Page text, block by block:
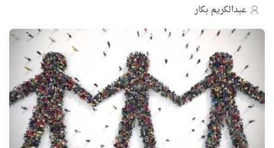
عبدالكريم بكار